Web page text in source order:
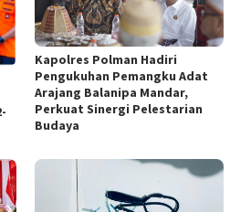
Kapolres Polman Hadiri
Pengukuhan Pemangku Adat
Arajang Balanipa Mandar,
Perkuat Sinergi Pelestarian
Budaya